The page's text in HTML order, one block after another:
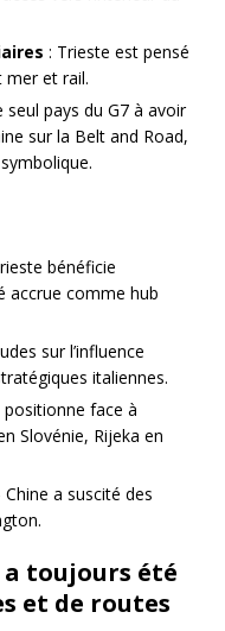
: Trieste est pensé
et rail.
seul pays du G7 à avoir
sur la Belt and Road,
bénéficie
accrue comme hub
sur l’influence
italiennes.
positionne face à
Slovénie, Rijeka en
Chine a suscité des
toujours été
et de routes